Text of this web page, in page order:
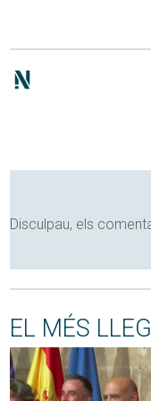
Disculpau, els
EL MÉS